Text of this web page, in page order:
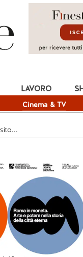
Cinema & TV
LAVORO